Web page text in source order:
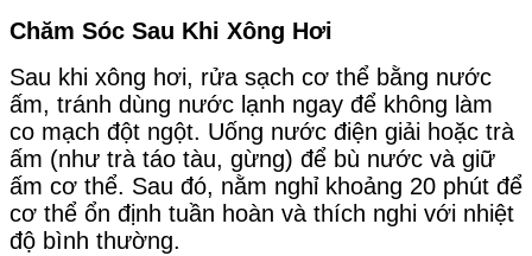
Chăm Sóc Sau Khi Xông Hơi
Sau khi xông hơi, rửa sạch cơ thể bằng nước
ấm, tránh dùng nước lạnh ngay để không làm
co mạch đột ngột. Uống nước điện giải hoặc trà
ấm (như trà táo tàu, gừng) để bù nước và giữ
ấm cơ thể. Sau đó, nằm nghỉ khoảng 20 phút để
cơ thể ổn định tuần hoàn và thích nghi với nhiệt
độ bình thường.